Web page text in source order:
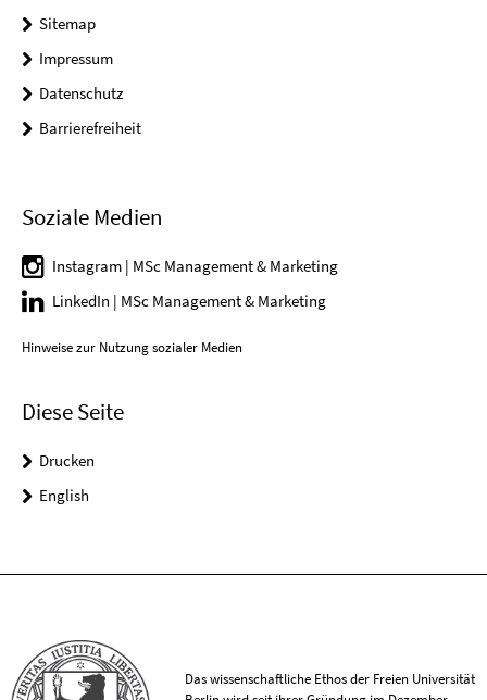
Sitemap
Impressum
Datenschutz
Barrierefreiheit
Soziale Medien
Instagram | MSc Management & Marketing
LinkedIn | MSc Management & Marketing
Hinweise zur Nutzung sozialer Medien
Diese Seite
Drucken
English
Das wissenschaftliche Ethos der Freien Universität